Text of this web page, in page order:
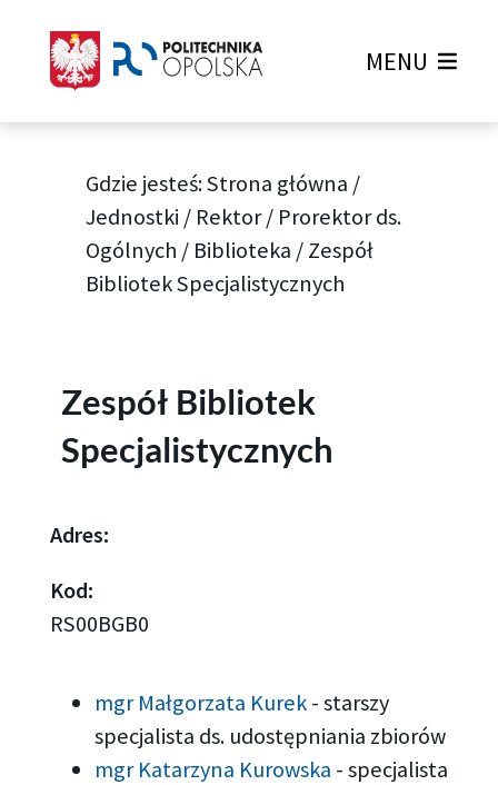
MENU
Gdzie jesteś:Strona główna /
Jednostki / Rektor/ Prorektor ds.
Ogólnych / Biblioteka /Zespół
Bibliotek Specjalistycznych
Zespół Bibliotek
Specjalistycznych
Adres:
Kod:
RS00BGB0
mgr Małgorzata Kurek-starszy
specjalista ds. udostępniania zbiorów
mgr Katarzyna Kurowska -specjalista